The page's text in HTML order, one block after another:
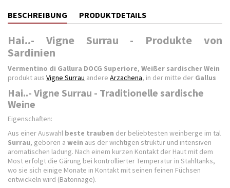
BESCHREIBUNG PRODUKTDETAILS
Hai..- Vigne Surrau - Produkte von
Sardinien
Vermentino di Gallura DOCG Superiore, Weißer sardischer Wein
produkt aus Vigne Surrau andere Arzachena, in der mitte der Gallus
Hai..- Vigne Surrau - Traditionelle sardische
Weine
Eigenschaften:
Aus einer Auswahl beste trauben der beliebtesten weinberge im tal
Surrau, geboren a wein aus der wichtigen struktur und intensiven
aromatischen ladung. Nach einem kurzen Kontakt der Haut mit dem
Most erfolgt die Gärung bei kontrollierter Temperatur in Stahltanks,
wo sie sich einige Monate in Kontakt mit seinen feinen Füchsen
entwickeln wird (Batonnage).